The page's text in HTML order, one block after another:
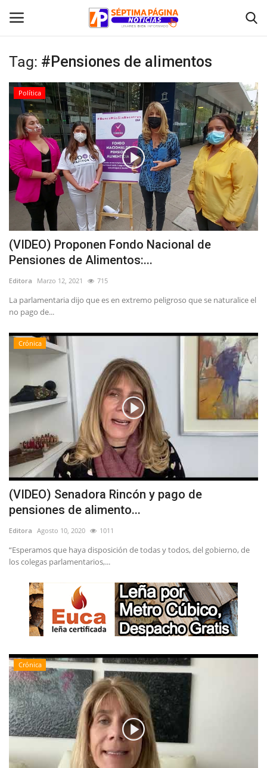
Inicio
Crónica
Policial
Tribunales
Deporte
Política
Espectáculos
Tag: #Pensiones de alimentos
Política
(VIDEO) Proponen Fondo Nacional de
Pensiones de Alimentos:...
Editora Marzo 12, 2021 715
La parlamentaria dijo que es en extremo peligroso que se naturalice el
no pago de...
Crónica
(VIDEO) Senadora Rincón y pago de
pensiones de alimento...
Editora Agosto 10, 2020 1011
“Esperamos que haya disposición de todas y todos, del gobierno, de
los colegas parlamentarios,...
Crónica